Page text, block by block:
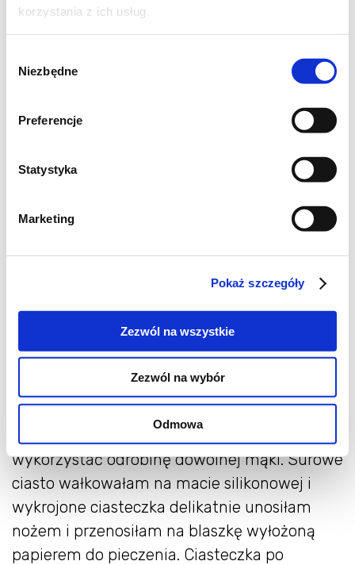
korzystania z ich usług.
zgody
Niezbędne
Preferencje
Statystyka
Marketing
Pokaż szczegóły
Zezwól na wszystkie
Zezwól na wybór
Odmowa
Przepis - Wydrukuj przepis
Jak wspomniałam w tytule przepisu,
ciasteczka są bezglutenowe. Masa jest
odrobinę klejąca, można ją posypać cukrem
wykorzystać odrobinę dowolnej mąki. Surowe
ciasto wałkowałam na macie silikonowej i
wykrojone ciasteczka delikatnie unosiłam
nożem i przenosiłam na blaszkę wyłożoną
papierem do pieczenia. Ciasteczka po